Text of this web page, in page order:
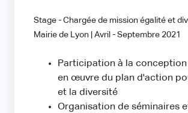
Stage - Chargée de mission égalité et
Mairie de Lyon | Avril - Septembre 2021
Participation à la conception
en œuvre du plan d'action
et la diversité
Organisation de séminaires